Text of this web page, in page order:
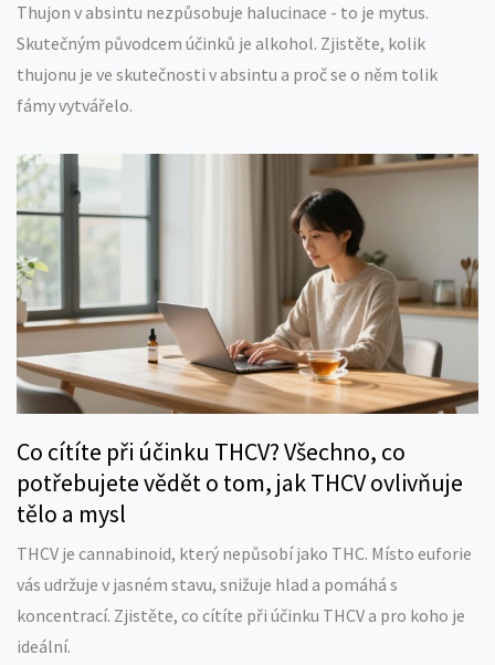
Thujon v absintu nezpůsobuje halucinace - to je mytus.
Skutečným původcem účinků je alkohol. Zjistěte, kolik
thujonu je ve skutečnosti v absintu a proč se o něm tolik
fámy vytvářelo.
Co cítíte při účinku THCV? Všechno, co
potřebujete vědět o tom, jak THCV ovlivňuje
tělo a mysl
THCV je cannabinoid, který nepůsobí jako THC. Místo euforie
vás udržuje v jasném stavu, snižuje hlad a pomáhá s
koncentrací. Zjistěte, co cítíte při účinku THCV a pro koho je
ideální.